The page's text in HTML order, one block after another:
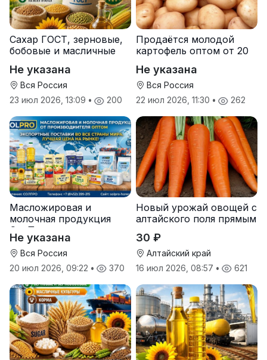
Сахар ГОСТ, зерновые,
бобовые и масличные
Не указана
Вся Россия
23 июл 2026, 13:09 • 200
Продаётся молодой
картофель оптом от 20
Не указана
Вся Россия
22 июл 2026, 11:30 • 262
Масложировая и
молочная продукция
СолПро — экспортные
поставки
Не указана
Вся Россия
20 июл 2026, 09:22 • 370
Новый урожай овощей с
алтайского поля прямым
30 ₽
Алтайский край
16 июл 2026, 08:57 • 621